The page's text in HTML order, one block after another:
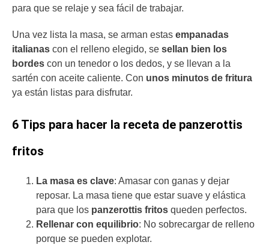
para que se relaje y sea fácil de trabajar.
Una vez lista la masa, se arman estas empanadas
italianas con el relleno elegido, se sellan bien los
bordes con un tenedor o los dedos, y se llevan a la
sartén con aceite caliente. Con unos minutos de fritura
ya están listas para disfrutar.
6 Tips para hacer la receta de panzerottis
fritos
La masa es clave: Amasar con ganas y dejar
reposar. La masa tiene que estar suave y elástica
para que los panzerottis fritos queden perfectos.
Rellenar con equilibrio: No sobrecargar de relleno
porque se pueden explotar.